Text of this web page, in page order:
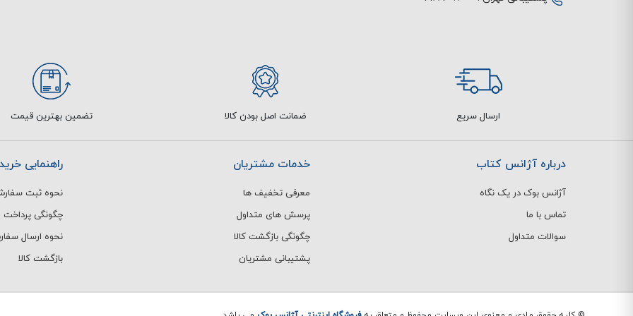
ارسال سریع ضمانت اصل بودن کالا تضمین بهترین قیمت
درباره آژانس کتاب
آژانس بوک در یک نگاه
تماس با ما
سوالات متداول
خدمات مشتریان
معرفی تخفیف ها
پرسش های متداول
چگونگی بازگشت کالا
پشتیبانی مشتریان
راهنمایی
نحوه ثبت
چگونگی پرداخت
نحوه ارسال
بازگشت کالا